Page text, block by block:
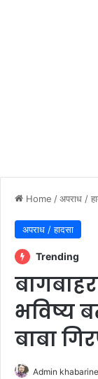
Home /अपराध /
अपराध / हादसा
Trending
भविष्य
बाबा
Admin